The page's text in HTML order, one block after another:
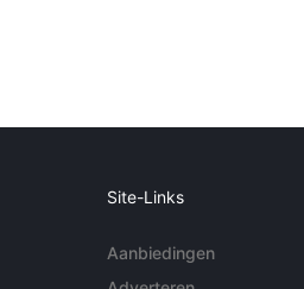
Site-Links
Aanbiedingen